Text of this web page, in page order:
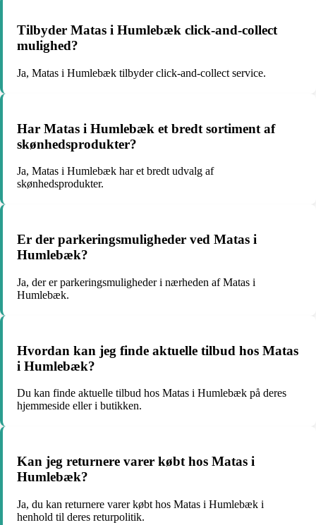
Tilbyder Matas i Humlebæk click-and-collect
mulighed?
Ja, Matas i Humlebæk tilbyder click-and-collect service.
Har Matas i Humlebæk et bredt sortiment af
skønhedsprodukter?
Ja, Matas i Humlebæk har et bredt udvalg af
skønhedsprodukter.
Er der parkeringsmuligheder ved Matas i
Humlebæk?
Ja, der er parkeringsmuligheder i nærheden af Matas i
Humlebæk.
Hvordan kan jeg finde aktuelle tilbud hos Matas
i Humlebæk?
Du kan finde aktuelle tilbud hos Matas i Humlebæk på deres
hjemmeside eller i butikken.
Kan jeg returnere varer købt hos Matas i
Humlebæk?
Ja, du kan returnere varer købt hos Matas i Humlebæk i
henhold til deres returpolitik.